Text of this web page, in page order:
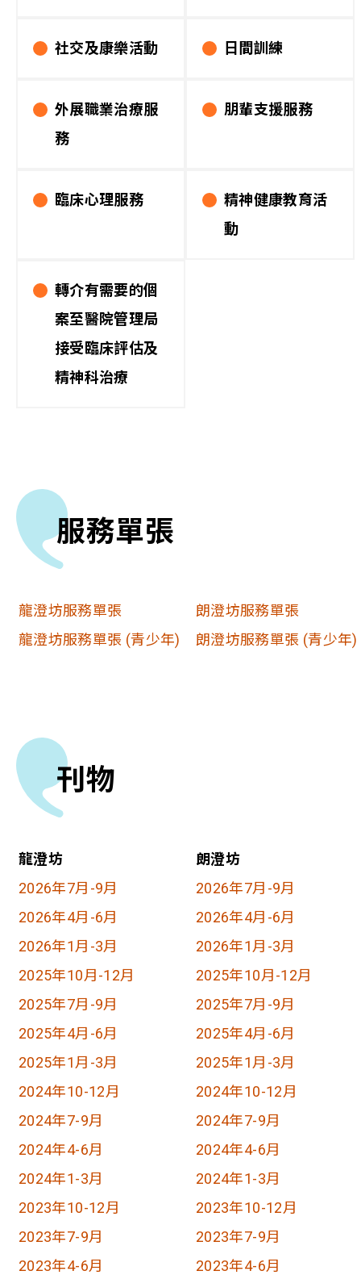
社交及康樂活動 日間訓練
外展職業治療服
務
朋輩支援服務
臨床心理服務
精神健康教育活
動
轉介有需要的個
案至醫院管理局
接受臨床評估及
精神科治療
服務單張
龍澄坊服務單張
龍澄坊服務單張 (青少年)
朗澄坊服務單張
朗澄坊服務單張 (青少年)
刊物
龍澄坊
2026年7月-9月
2026年4月-6月
2026年1月-3月
2025年10月-12月
2025年7月-9月
2025年4月-6月
2025年1月-3月
2024年10-12月
2024年7-9月
2024年4-6月
2024年1-3月
2023年10-12月
2023年7-9月
2023年4-6月
朗澄坊
2026年7月-9月
2026年4月-6月
2026年1月-3月
2025年10月-12月
2025年7月-9月
2025年4月-6月
2025年1月-3月
2024年10-12月
2024年7-9月
2024年4-6月
2024年1-3月
2023年10-12月
2023年7-9月
2023年4-6月